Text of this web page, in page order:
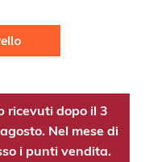
ricevuti dopo il 3
Nel mese di
i punti vendita.